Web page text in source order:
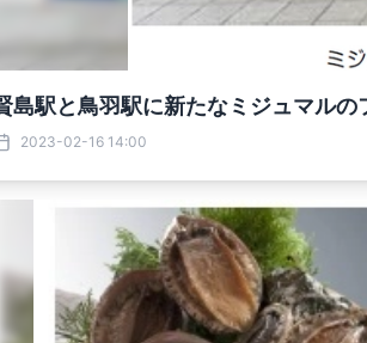
島駅と鳥羽駅に新たなミジュマルの
2023-02-16 14:00